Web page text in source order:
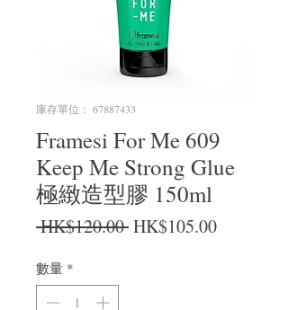
庫存單位： 67887433
Framesi For Me 609
Keep Me Strong Glue
極緻造型膠 150ml
HK$120.00 一般價格
HK$105.00促銷價格
數量 *